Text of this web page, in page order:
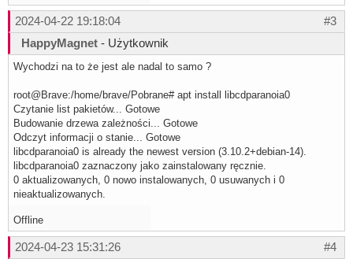
#3
2024-04-22 19:18:04
HappyMagnet - Użytkownik
Wychodzi na to że jest ale nadal to samo ?
root@Brave:/home/brave/Pobrane# apt install libcdparanoia0
Czytanie list pakietów... Gotowe
Budowanie drzewa zależności... Gotowe
Odczyt informacji o stanie... Gotowe
libcdparanoia0 is already the newest version (3.10.2+debian-14).
libcdparanoia0 zaznaczony jako zainstalowany ręcznie.
0 aktualizowanych, 0 nowo instalowanych, 0 usuwanych i 0
nieaktualizowanych.
Offline
#4
2024-04-23 15:31:26